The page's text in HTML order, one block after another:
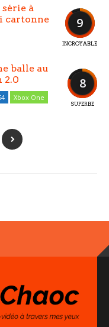
9
INCROYABLE
série à
cartonne
8
SUPERBE
balle au
2.0
Xbox One